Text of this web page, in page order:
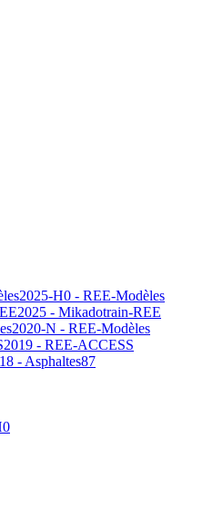
2025-H0 - REE-Modèles
2025 - Mikadotrain-REE
2020-N - REE-Modèles
2019 - REE-ACCESS
- Asphaltes87